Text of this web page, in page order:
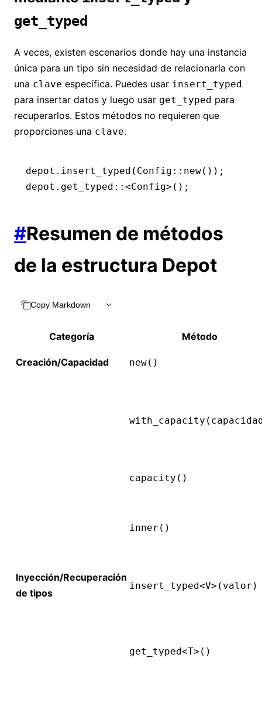
get_typed
A veces, existen escenarios donde hay una instancia
única para un tipo sin necesidad de relacionarla con
una clave específica. Puedes usar insert_typed
para insertar datos y luego usar get_typed para
recuperarlos. Estos métodos no requieren que
proporciones una clave.
depot . insert_typed (Config :: new());
depot . get_typed :: <Config>();
#Resumen de métodos
de la estructura Depot
Copy Markdown
Categoría Método
Creación/Capacidad new()
capacity()
inner()
Inyección/Recuperación
de tipos
insert_typed<V>(valor)
get_typed<T>()